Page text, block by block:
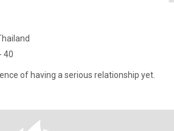
40
of having a serious relationship yet.